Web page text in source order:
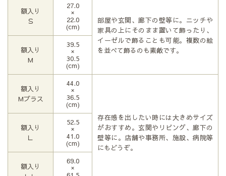
額入り
Ｓ
27.0
×
22.0
(cm)
部屋や玄関、廊下の壁等に。ニッチや
家具の上にそのまま置いて飾ったり、
イーゼルで飾ることも可能。複数の絵
を並べて飾るのも素敵です。
額入り
М
39.5
×
30.5
(cm)
額入り
Мプラス
44.0
×
36.5
(cm)
存在感を出したい時には大きめサイズ
がおすすめ。玄関やリビング、廊下の
壁等に。店舗や事務所、施設、病院等
にもどうぞ。
額入り
Ｌ
52.5
×
41.0
(cm)
額入り
69.0
×